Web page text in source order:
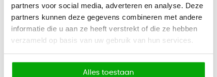
partners voor social media, adverteren en analyse. Deze
partners kunnen deze gegevens combineren met andere
informatie die u aan ze heeft verstrekt of die ze hebben
verzameld op basis van uw gebruik van hun services.
Alles toestaan
Breedte:telescopisch verstelbaar
Aandrijving: 2 motoren
Draagkracht: maximaal 125 kg
Bediening:hoog/laag met geheugenfunctie